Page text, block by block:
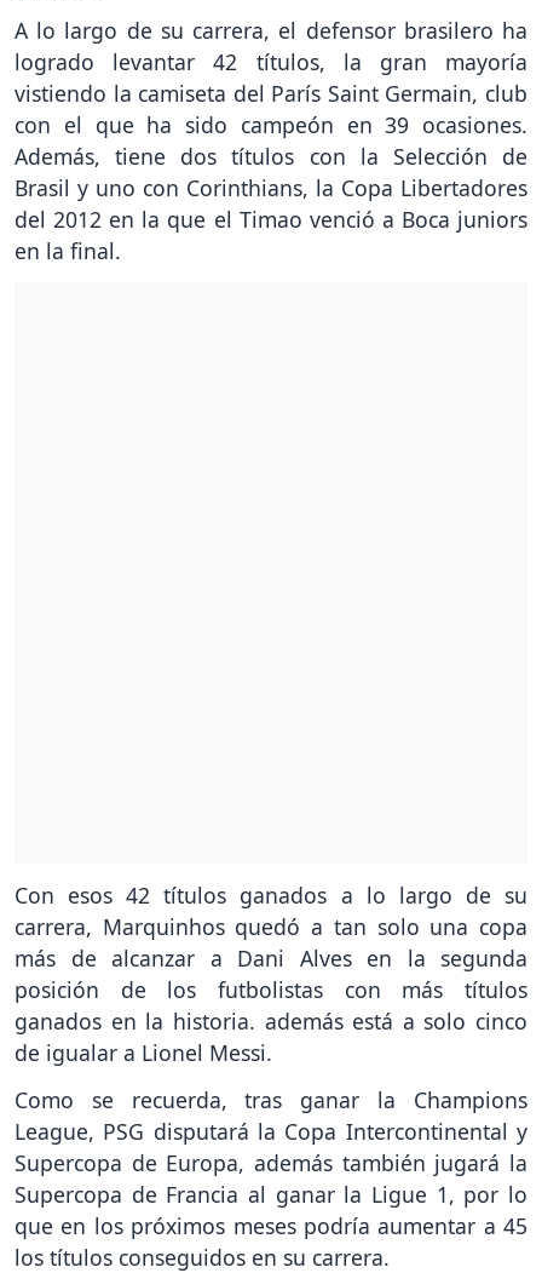
A lo largo de su carrera, el defensor brasilero ha
logrado levantar 42 títulos, la gran mayoría
vistiendo la camiseta del París Saint Germain, club
con el que ha sido campeón en 39 ocasiones.
Además, tiene dos títulos con la Selección de
Brasil y uno con Corinthians, la Copa Libertadores
del 2012 en la que el Timao venció a Boca juniors
en la final.
Con esos 42 títulos ganados a lo largo de su
carrera, Marquinhos quedó a tan solo una copa
más de alcanzar a Dani Alves en la segunda
posición de los futbolistas con más títulos
ganados en la historia. además está a solo cinco
de igualar a Lionel Messi.
Como se recuerda, tras ganar la Champions
League, PSG disputará la Copa Intercontinental y
Supercopa de Europa, además también jugará la
Supercopa de Francia al ganar la Ligue 1, por lo
que en los próximos meses podría aumentar a 45
los títulos conseguidos en su carrera.